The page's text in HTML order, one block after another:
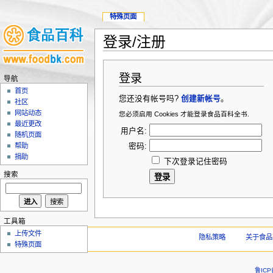
登录/注册
登录
您还没有帐号吗?创建新帐号。
您必须启用 Cookies 才能登录食品百科全书.
用户名:
密码:
下次登录记住密码
特殊页面
导航
首页
社区
网站动态
最近更改
随机页面
帮助
捐助
搜索
工具箱
上传文件
特殊页面
隐私策略 关于食
鲁ICP